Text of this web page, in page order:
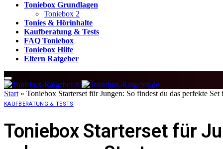
Toniebox Grundlagen
Toniebox 2
Tonies & Hörinhalte
Kaufberatung & Tests
FAQ Toniebox
Toniebox Hilfe
Eltern Ratgeber
Start » Toniebox Starterset für Jungen: So findest du das perfekte
KAUFBERATUNG & TESTS
Toniebox Starterset für